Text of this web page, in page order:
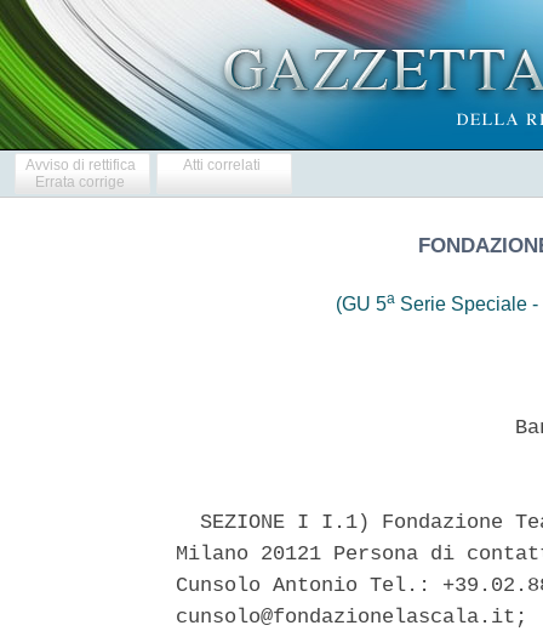
Avviso di rettifica
Errata corrige
Atti correlati
(GU 5aSerie Speciale -
SEZIONE I I.1) Fondazione
Milano 20121 Persona di
Cunsolo Antonio Tel.: